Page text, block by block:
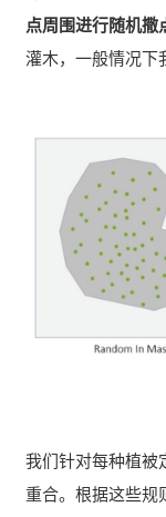
点周围进行随机撒
灌木，一般情况下
我们针对每种植被
重合。根据这些规